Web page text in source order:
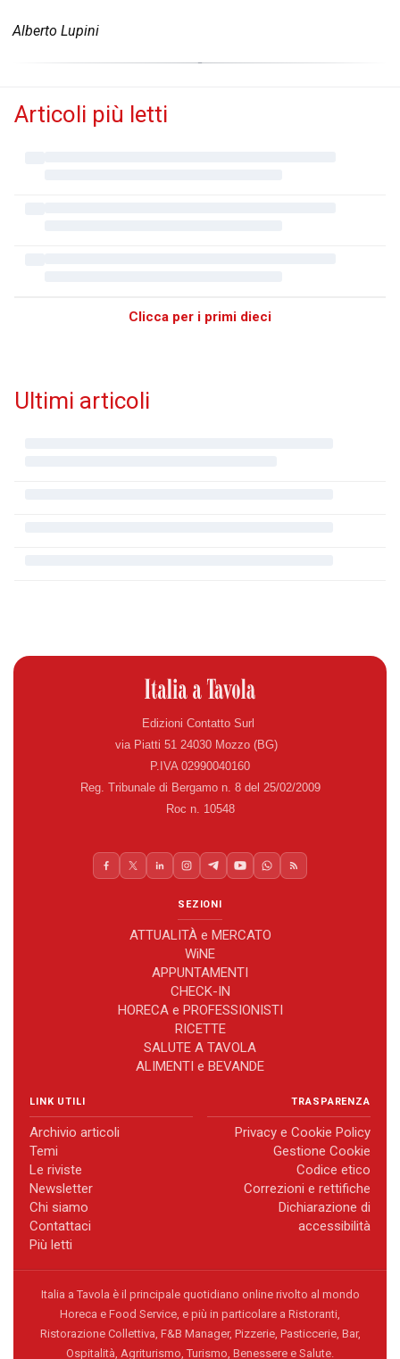
Alberto Lupini
Articoli più letti
Clicca per i primi dieci
Ultimi articoli
Edizioni Contatto Surl
via Piatti 51 24030 Mozzo (BG)
P.IVA 02990040160
Reg. Tribunale di Bergamo n. 8 del 25/02/2009
Roc n. 10548
SEZIONI
ATTUALITÀ e MERCATO
WiNE
APPUNTAMENTI
CHECK-IN
HORECA e PROFESSIONISTI
RICETTE
SALUTE A TAVOLA
ALIMENTI e BEVANDE
LINK UTILI
Archivio articoli
Temi
Le riviste
Newsletter
Chi siamo
Contattaci
Più letti
TRASPARENZA
Privacy e Cookie Policy
Gestione Cookie
Codice etico
Correzioni e rettifiche
Dichiarazione di
accessibilità
Italia a Tavola è il principale quotidiano online rivolto al mondo
Horeca e Food Service, e più in particolare a Ristoranti,
Ristorazione Collettiva, F&B Manager, Pizzerie, Pasticcerie, Bar,
Ospitalità, Agriturismo, Turismo, Benessere e Salute.